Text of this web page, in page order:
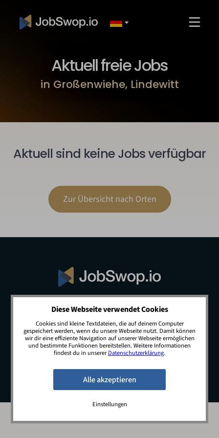
Aktuell freie Jobs
in Großenwiehe, Lindewitt
Aktuell sind keine Jobs verfügbar
Zur Übersicht nach Orten
© 2026 JobSwop.io · All rights reserved.
Blog Jobs Newsletter
Kontakt
Preise
Impressum Datenschutz
Diese Webseite verwendet Cookies
Cookies sind kleine Textdateien, die auf deinem Computer
gespeichert werden, wenn du unsere Webseite nutzt. Damit können
wir dir eine effiziente Navigation auf unserer Webseite ermöglichen
und bestimmte Funktionen bereitstellen. Weitere Informationen
findest du in unsererDatenschutzerklärung.
Einstellungen